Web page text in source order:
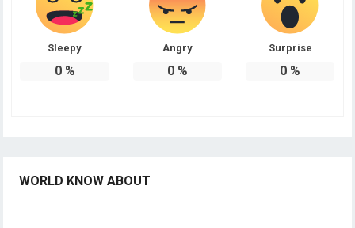
Sleepy
0%
Angry
0%
Surprise
0 %
WORLD KNOW ABOUT